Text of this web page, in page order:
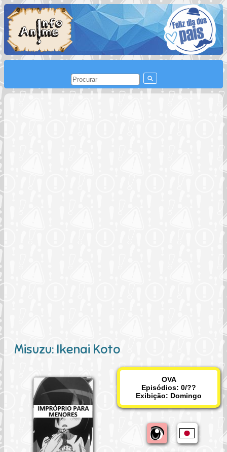
Misuzu: Ikenai Koto
OVA
Episódios: 0/??
Exibição: Domingo